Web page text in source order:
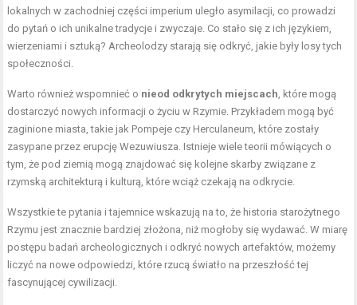
lokalnych w zachodniej części imperium uległo asymilacji, co prowadzi
do pytań o ich unikalne tradycje i zwyczaje. Co stało się z ich językiem,
wierzeniami i sztuką? Archeolodzy starają się odkryć, jakie były losy tych
społeczności.
Warto również wspomnieć o nieod odkrytych miejscach , które mogą
dostarczyć nowych informacji o życiu w Rzymie. Przykładem mogą być
zaginione miasta, takie jak Pompeje czy Herculaneum, które zostały
zasypane przez erupcję Wezuwiusza. Istnieje wiele teorii mówiących o
tym, że pod ziemią mogą znajdować się kolejne skarby związane z
rzymską architekturą i kulturą, które wciąż czekają na odkrycie.
Wszystkie te pytania i tajemnice wskazują na to, że historia starożytnego
Rzymu jest znacznie bardziej złożona, niż mogłoby się wydawać. W miarę
postępu badań archeologicznych i odkryć nowych artefaktów, możemy
liczyć na nowe odpowiedzi, które rzucą światło na przeszłość tej
fascynującej cywilizacji.